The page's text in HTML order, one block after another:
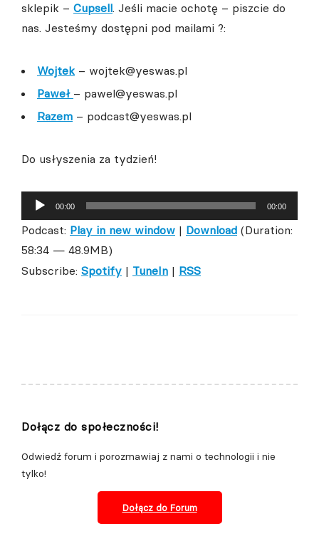
sklepik – Cupsell. Jeśli macie ochotę – piszcie do
nas. Jesteśmy dostępni pod mailami ?:
Wojtek – wojtek@yeswas.pl
Paweł – pawel@yeswas.pl
Razem – podcast@yeswas.pl
Do usłyszenia za tydzień!
Odtwarzacz
plików
dźwiękowych
00:00 00:00
Podcast: Play in new window | Download (Duration:
58:34 — 48.9MB)
Subscribe: Spotify | TuneIn | RSS
Dołącz do społeczności!
Odwiedź forum i porozmawiaj z nami o technologii i nie
tylko!
Dołącz do Forum